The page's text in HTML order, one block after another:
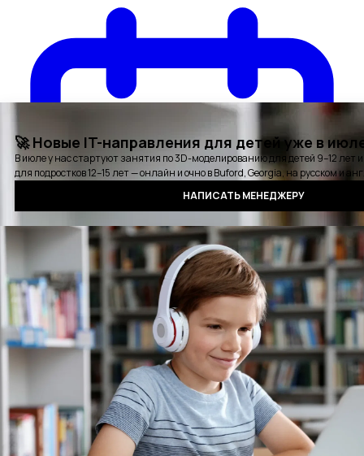
Карьерная консультация
Выбрать удобное время для звонка
СтажировкиДетские курсыБлог События
ОтзывыВыпускники
КонтактыОплатаСертификатВопросы и ответы
Аудиокнига QAПолитика конфиденциальности